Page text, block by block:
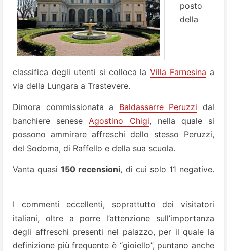
posto
della
classifica degli utenti si colloca laVilla Farnesina a
via della Lungara a Trastevere.
Dimora commissionata a Baldassarre Peruzzi dal
banchiere seneseAgostino Chigi, nella quale si
possono ammirare affreschi dello stesso Peruzzi,
del Sodoma, di Raffello e della sua scuola.
Vanta quasi150 recensioni, di cui solo 11 negative.
I commenti eccellenti, soprattutto dei visitatori
italiani, oltre a porre l’attenzione sull’importanza
degli affreschi presenti nel palazzo, per il quale la
definizione più frequente è “gioiello”, puntano anche